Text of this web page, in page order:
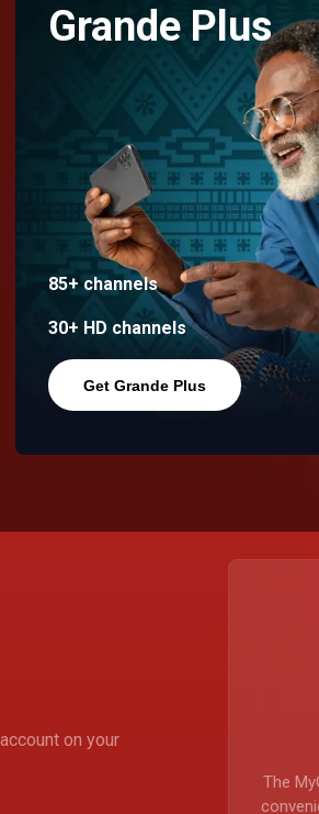
Grande Plus
85+ channels
30+ HD channels
Get Grande Plus
on your
The